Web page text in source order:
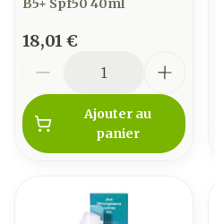
B5+ Spf50 40ml
18,01 €
Ajouter au
panier